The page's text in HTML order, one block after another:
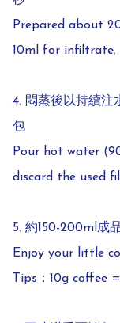
Prepared about
10ml for infiltrate.
4. 悶蒸後以持續注
包
Pour hot water
discard the used
5. 約150-200ml成
Enjoy your little
Tips：10g coffee